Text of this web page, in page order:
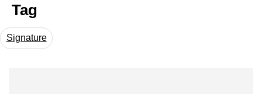
Tag
Signature